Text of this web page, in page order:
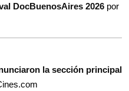
DocBuenosAires 2026 por
la sección principal